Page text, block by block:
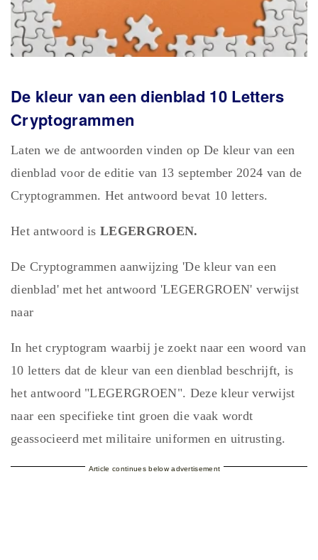
De kleur van een dienblad 10 Letters
Cryptogrammen
Laten we de antwoorden vinden op De kleur van een
dienblad voor de editie van 13 september 2024 van de
Cryptogrammen. Het antwoord bevat 10 letters.
Het antwoord isLEGERGROEN.
De Cryptogrammen aanwijzing 'De kleur van een
dienblad' met het antwoord 'LEGERGROEN' verwijst
naar
In het cryptogram waarbij je zoekt naar een woord van
10 letters dat de kleur van een dienblad beschrijft, is
het antwoord "LEGERGROEN". Deze kleur verwijst
naar een specifieke tint groen die vaak wordt
geassocieerd met militaire uniformen en uitrusting.
Article continues below advertisement